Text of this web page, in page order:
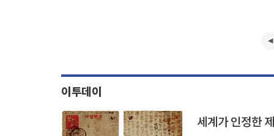
이투데이
세계가 인정한